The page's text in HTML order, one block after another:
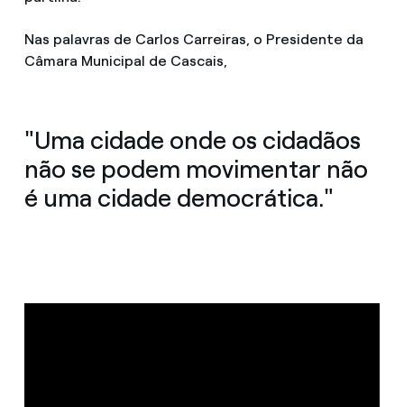
Nas palavras de Carlos Carreiras, o Presidente da
Câmara Municipal de Cascais,
"Uma cidade onde os cidadãos
não se podem movimentar não
é uma cidade democrática."